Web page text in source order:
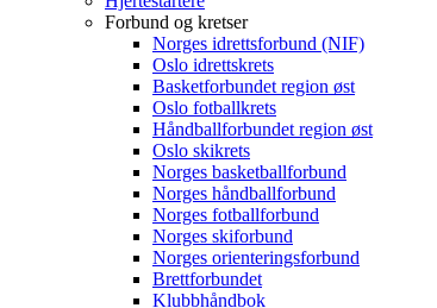
Forbund og kretser
Norges idrettsforbund (NIF)
Oslo idrettskrets
Basketforbundet region øst
Oslo fotballkrets
Håndballforbundet region øst
Oslo skikrets
Norges basketballforbund
Norges håndballforbund
Norges fotballforbund
Norges skiforbund
Norges orienteringsforbund
Brettforbundet
Klubbhåndbok